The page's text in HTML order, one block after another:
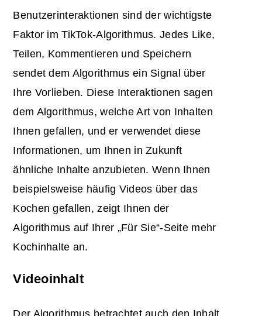
Benutzerinteraktionen sind der wichtigste
Faktor im TikTok-Algorithmus. Jedes Like,
Teilen, Kommentieren und Speichern
sendet dem Algorithmus ein Signal über
Ihre Vorlieben. Diese Interaktionen sagen
dem Algorithmus, welche Art von Inhalten
Ihnen gefallen, und er verwendet diese
Informationen, um Ihnen in Zukunft
ähnliche Inhalte anzubieten. Wenn Ihnen
beispielsweise häufig Videos über das
Kochen gefallen, zeigt Ihnen der
Algorithmus auf Ihrer „Für Sie“-Seite mehr
Kochinhalte an.
Videoinhalt
Der Algorithmus betrachtet auch den Inhalt